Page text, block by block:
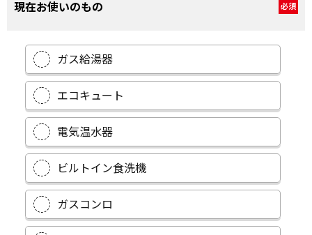
現在お使いのもの 必須
ガス給湯器
エコキュート
電気温水器
ビルトイン食洗機
ガスコンロ